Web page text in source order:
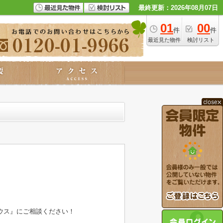
最終更新：2026年08月07日
01件
最近見た物件
00件
検討リスト
』にご相談ください！